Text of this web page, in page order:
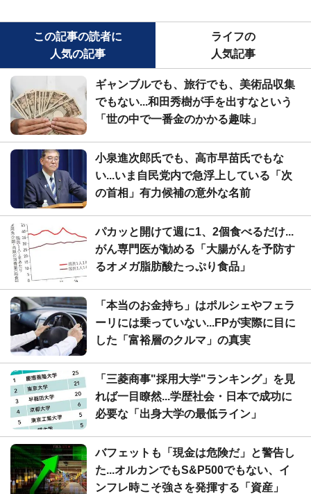
この記事の読者に
人気の記事
ライフの
人気記事
ギャンブルでも、旅行でも、美術品収集
でもない...和田秀樹が手を出すなという
「世の中で一番金のかかる趣味」
小泉進次郎氏でも、高市早苗氏でもな
い...いま自民党内で急浮上している「次
の首相」有力候補の意外な名前
パカッと開けて週に1、2個食べるだけ...
がん専門医が勧める「大腸がんを予防す
るオメガ脂肪酸たっぷり食品」
「本当のお金持ち」はポルシェやフェラ
ーリには乗っていない...FPが実際に目に
した「富裕層のクルマ」の真実
「三菱商事"採用大学"ランキング」を見
れば一目瞭然...学歴社会・日本で成功に
必要な「出身大学の最低ライン」
バフェットも「現金は危険だ」と警告し
た...オルカンでもS&P500でもない、イ
ンフレ時こそ強さを発揮する「資産」